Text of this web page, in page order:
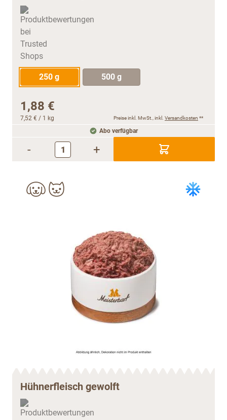
250 g 500 g
1,88 €
7,52 € / 1 kg Preise inkl. MwSt., inkl. Versandkosten **
Abo verfügbar
- +
Hühnerfleisch gewolft